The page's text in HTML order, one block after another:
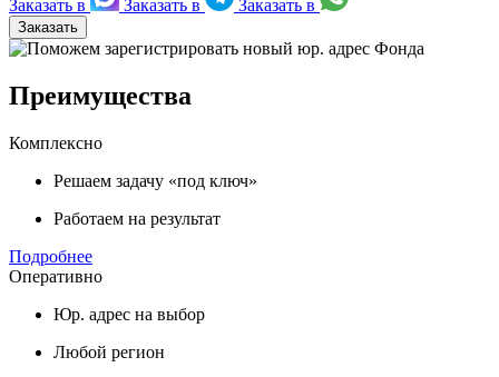
Заказать в Заказать в Заказать в
Заказать
Преимущества
Комплексно
Решаем задачу «под ключ»
Работаем на результат
Подробнее
Оперативно
Юр. адрес на выбор
Любой регион